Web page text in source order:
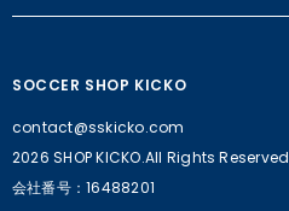
SOCCER SHOP KICKO
contact@sskicko.com
2026 SHOP KICKO.All Rights Reserved
会社番号：16488201